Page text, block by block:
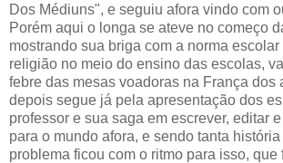
Dos Médiuns", e seguiu afora vindo com
Porém aqui o longa se ateve no começo
mostrando sua briga com a norma
religião no meio do ensino das escolas,
febre das mesas voadoras na França dos
depois segue já pela apresentação dos
professor e sua saga em escrever, editar
para o mundo afora, e sendo tanta
problema ficou com o ritmo para isso, que